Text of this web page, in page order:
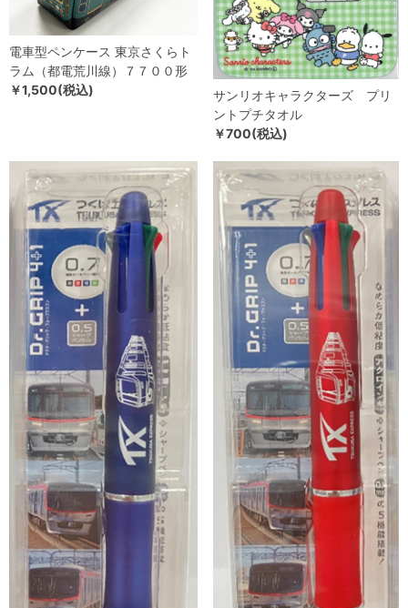
電車型ペンケース 東京さくらト
ラム（都電荒川線）７７００形
￥1,500(税込)
サンリオキャラクターズ プリ
ントプチタオル
￥700(税込)